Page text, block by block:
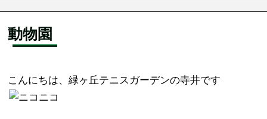
動物園
こんにちは、緑ヶ丘テニスガーデンの寺井です